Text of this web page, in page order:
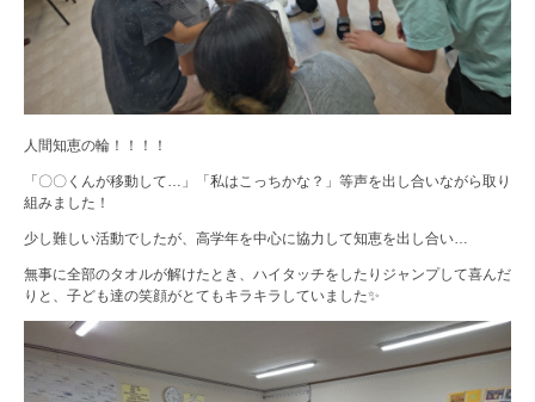
人間知恵の輪！！！！
「〇〇くんが移動して…」「私はこっちかな？」等声を出し合いながら取り
組みました！
少し難しい活動でしたが、高学年を中心に協力して知恵を出し合い…
無事に全部のタオルが解けたとき、ハイタッチをしたりジャンプして喜んだ
りと、子ども達の笑顔がとてもキラキラしていました✨